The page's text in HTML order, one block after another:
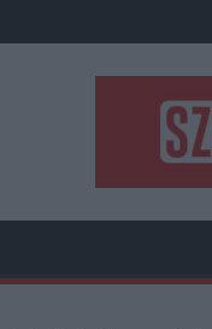
to